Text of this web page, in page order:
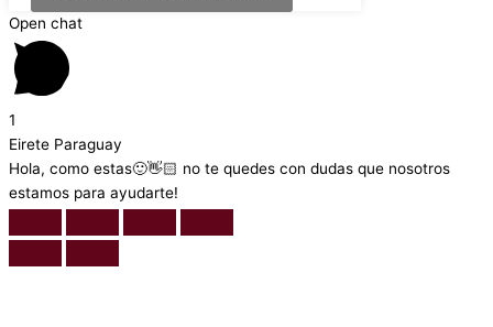
Open chat
1
Eirete Paraguay
Hola, como estas🙂👋🏻 no te quedes con dudas que nosotros
estamos para ayudarte!